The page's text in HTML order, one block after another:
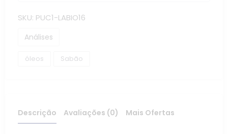
SKU: PUC1-LABIO16
Análises
óleos Sabão
Descrição Avaliações (0) Mais Ofertas